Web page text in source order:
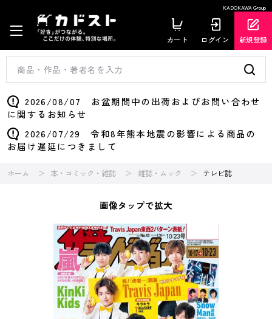
KADOKAWA Group
カート ログイン 新規登録
2026/08/07 お盆期間中の出荷およびお問い合わせ
に関するお知らせ
2026/07/29 令和8年熊本地震の影響による商品の
お届け遅延につきまして
ホーム 本・コミック・雑誌 雑誌・ムック テレビ誌
画像タップで拡大